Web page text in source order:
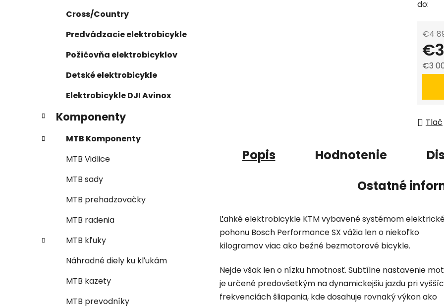
Cross/Country
Predvádzacie elektrobicykle
Požičovňa elektrobicyklov
Detské elektrobicykle
Elektrobicykle DJI Avinox
Komponenty
MTB Komponenty
MTB Vidlice
MTB sady
MTB prehadzovačky
MTB radenia
MTB kľuky
Náhradné diely ku kľukám
MTB kazety
MTB prevodníky
do:
€4
€3
Tlač
Popis Hodnotenie
Ostatné
Ľahké elektrobicykle KTM vybavené systémom
pohonu Bosch Performance SX vážia len o niekoľko
kilogramov viac ako bežné bezmotorové bicykle.
Nejde však len o nízku hmotnosť. Subtílne nastavenie
je určené predovšetkým na dynamickejšiu jazdu pri
frekvenciách šliapania, kde dosahuje rovnaký výkon ako